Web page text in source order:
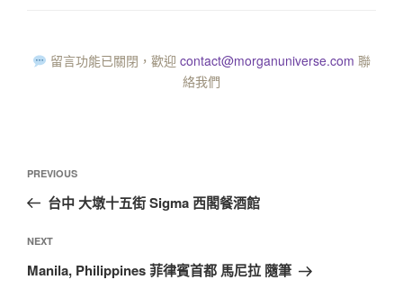
留言功能已關閉，歡迎 contact@morganuniverse.com 聯
絡我們
PREVIOUS
台中 大墩十五街 Sigma 西閣餐酒館
NEXT
Manila, Philippines 菲律賓首都 馬尼拉 隨筆